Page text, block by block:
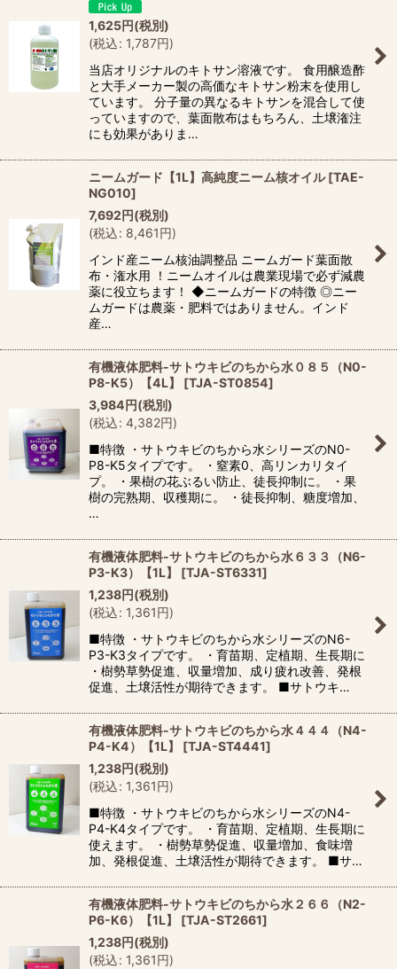
1,625円(税別)
(税込: 1,787円)
当店オリジナルのキトサン溶液です。 食用醸造酢
と大手メーカー製の高価なキトサン粉末を使用し
ています。 分子量の異なるキトサンを混合して使
っていますので、葉面散布はもちろん、土壌潅注
にも効果がありま…
ニームガード【1L】高純度ニーム核オイル [TAE-
NG010]
7,692円(税別)
(税込: 8,461円)
インド産ニーム核油調整品 ニームガード葉面散
布・潅水用 ！ニームオイルは農業現場で必ず減農
薬に役立ちます！ ◆ニームガードの特徴 ◎ニー
ムガードは農薬・肥料ではありません。インド
産…
有機液体肥料-サトウキビのちから水０８５（N0-
P8-K5）【4L】
[TJA-ST0854]
3,984円(税別)
(税込: 4,382円)
■特徴 ・サトウキビのちから水シリーズのN0-
P8-K5タイプです。 ・窒素0、高リンカリタイ
プ。 ・果樹の花ぶるい防止、徒長抑制に。 ・果
樹の完熟期、収穫期に。 ・徒長抑制、糖度増加、
…
有機液体肥料-サトウキビのちから水６３３（N6-
P3-K3）【1L】
[TJA-ST6331]
1,238円(税別)
(税込: 1,361円)
■特徴 ・サトウキビのちから水シリーズのN6-
P3-K3タイプです。 ・育苗期、定植期、生長期に
・樹勢草勢促進、収量増加、成り疲れ改善、発根
促進、土壌活性が期待できます。 ■サトウキ…
有機液体肥料-サトウキビのちから水４４４（N4-
P4-K4）【1L】
[TJA-ST4441]
1,238円(税別)
(税込: 1,361円)
■特徴 ・サトウキビのちから水シリーズのN4-
P4-K4タイプです。 ・育苗期、定植期、生長期に
使えます。 ・樹勢草勢促進、収量増加、食味増
加、発根促進、土壌活性が期待できます。 ■サ…
有機液体肥料-サトウキビのちから水２６６（N2-
P6-K6）【1L】
[TJA-ST2661]
1,238円(税別)
(税込: 1,361円)